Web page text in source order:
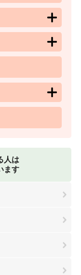
人は
ます